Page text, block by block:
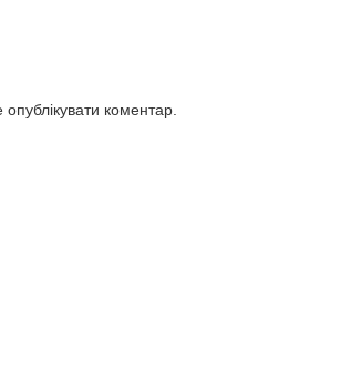
коментар.